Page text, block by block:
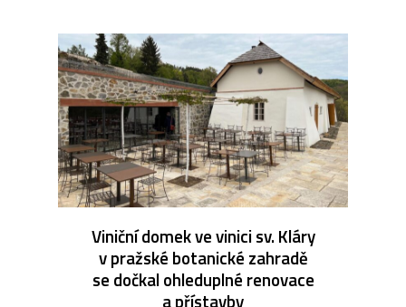
Viniční domek ve vinici sv. Kláry
v pražské botanické zahradě
se dočkal ohleduplné renovace
a přístavby